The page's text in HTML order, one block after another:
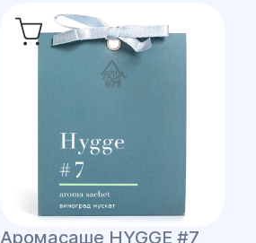
Аромасаше HYGGE #7